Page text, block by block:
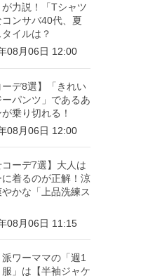
力説！「Tシャツ
ンサバ40代、夏
イルは？
08月06日 12:00
ーデ8選】「きれい
パンツ」であるあ
乗り切れる！
08月06日 12:00
コーデ7選】大人は
着るのが正解！涼
やかな「上品洗練ス
08月06日 11:15
派ワーママの「週1
服」は【半袖ジャケ